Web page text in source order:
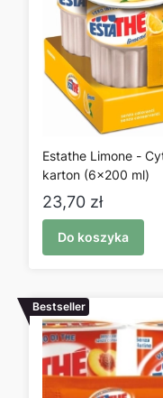
Estathe Limone -
karton (6x200 ml)
Cena
23,70 zł
Do koszyka
Bestseller